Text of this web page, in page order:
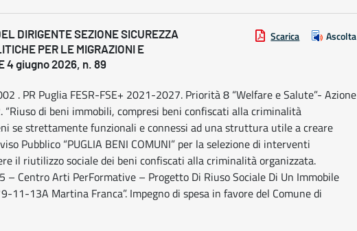
DIRIGENTE SEZIONE SICUREZZA
PER LE MIGRAZIONI E
4 giugno 2026, n. 89
Scarica Ascolta
. PR Puglia FESR-FSE+ 2021-2027. Priorità 8 “Welfare e Salute”- Azione
“Riuso di beni immobili, compresi beni confiscati alla criminalità
se strettamente funzionali e connessi ad una struttura utile a creare
Pubblico “PUGLIA BENI COMUNI” per la selezione di interventi
il riutilizzo sociale dei beni confiscati alla criminalità organizzata.
– Centro Arti PerFormative – Progetto Di Riuso Sociale Di Un Immobile
11-13A Martina Franca”. Impegno di spesa in favore del Comune di